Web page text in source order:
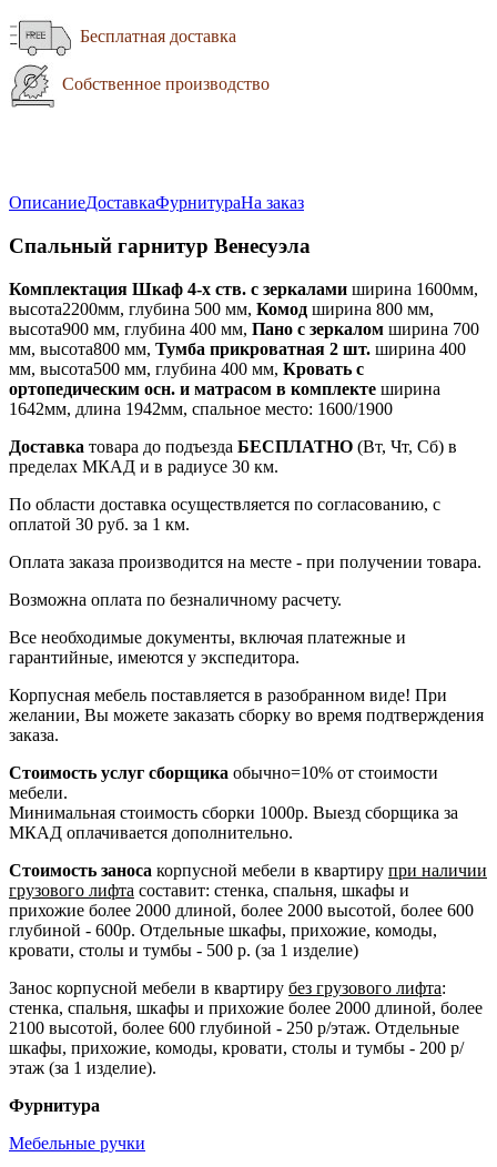
Бесплатная доставка
Собственное производство
ОписаниеДоставкаФурнитураНа заказ
Спальный гарнитур Венесуэла
Комплектация Шкаф 4-х ств. с зеркалами ширина 1600мм,
высота2200мм, глубина 500 мм, Комод ширина 800 мм,
высота900 мм, глубина 400 мм, Пано с зеркалом ширина 700
мм, высота800 мм, Тумба прикроватная 2 шт. ширина 400
мм, высота500 мм, глубина 400 мм, Кровать с
ортопедическим осн. и матрасом в комплекте ширина
1642мм, длина 1942мм, спальное место: 1600/1900
Доставка товара до подъезда БЕСПЛАТНО (Вт, Чт, Сб) в
пределах МКАД и в радиусе 30 км.
По области доставка осуществляется по согласованию, с
оплатой 30 руб. за 1 км.
Оплата заказа производится на месте - при получении товара.
Возможна оплата по безналичному расчету.
Все необходимые документы, включая платежные и
гарантийные, имеются у экспедитора.
Корпусная мебель поставляется в разобранном виде! При
желании, Вы можете заказать сборку во время подтверждения
заказа.
Стоимость услуг сборщика обычно=10% от стоимости
мебели.
Минимальная стоимость сборки 1000р. Выезд сборщика за
МКАД оплачивается дополнительно.
Стоимость заноса корпусной мебели в квартиру при наличии
грузового лифта составит: стенка, спальня, шкафы и
прихожие более 2000 длиной, более 2000 высотой, более 600
глубиной - 600р. Отдельные шкафы, прихожие, комоды,
кровати, столы и тумбы - 500 р. (за 1 изделие)
Занос корпусной мебели в квартиру без грузового лифта:
стенка, спальня, шкафы и прихожие более 2000 длиной, более
2100 высотой, более 600 глубиной - 250 р/этаж. Отдельные
шкафы, прихожие, комоды, кровати, столы и тумбы - 200 р/
этаж (за 1 изделие).
Фурнитура
Мебельные ручки